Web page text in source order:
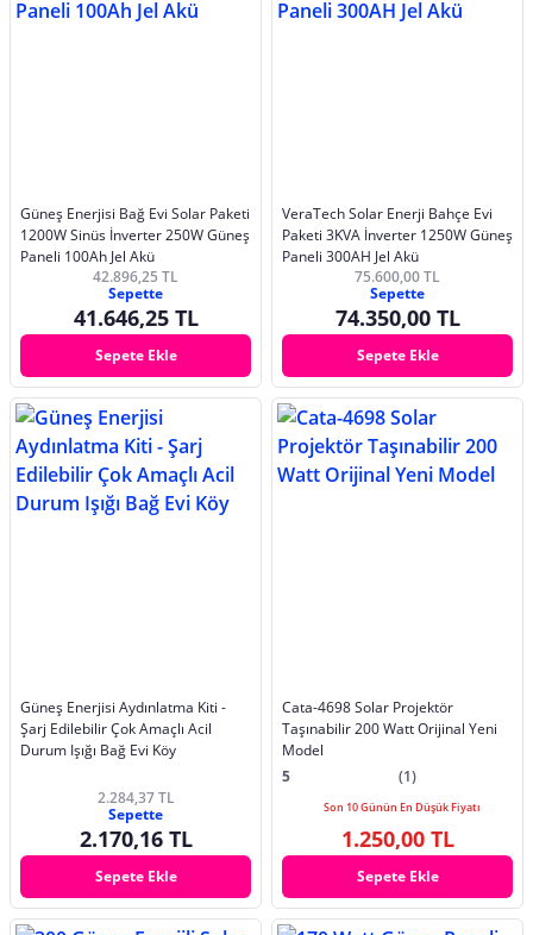
Güneş Enerjisi Bağ Evi Solar Paketi
1200W Sinüs İnverter 250W Güneş
Paneli 100Ah Jel Akü
42.896,25 TL
Sepette
41.646,25 TL
Sepete Ekle
VeraTech Solar Enerji Bahçe Evi
Paketi 3KVA İnverter 1250W Güneş
Paneli 300AH Jel Akü
75.600,00 TL
Sepette
74.350,00 TL
Sepete Ekle
Güneş Enerjisi Aydınlatma Kiti -
Şarj Edilebilir Çok Amaçlı Acil
Durum Işığı Bağ Evi Köy
2.284,37 TL
Sepette
2.170,16 TL
Sepete Ekle
Cata-4698 Solar Projektör
Taşınabilir 200 Watt Orijinal Yeni
Model
5
(1)
Son 10 Günün En Düşük Fiyatı
1.250,00 TL
Sepete Ekle